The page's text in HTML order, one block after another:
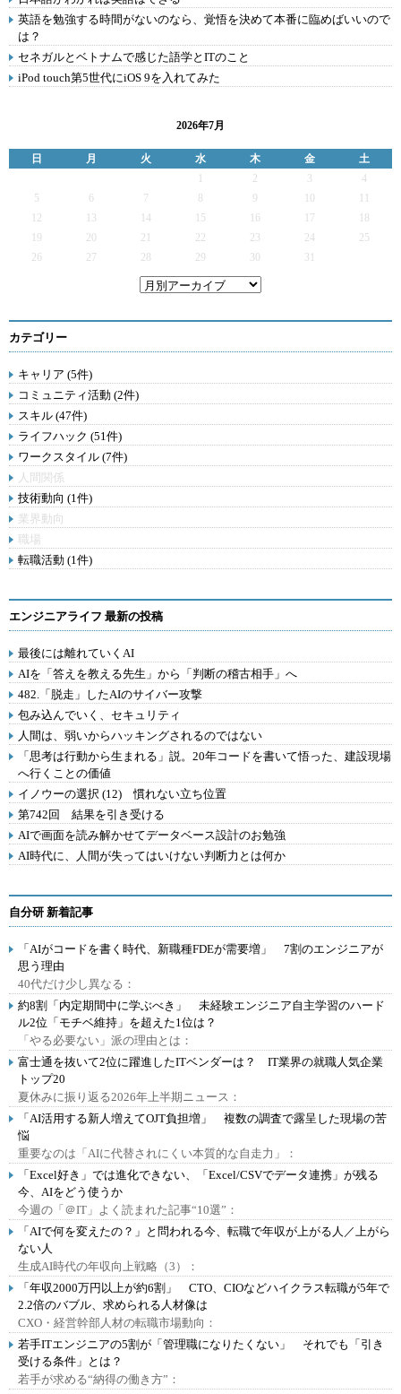
英語を勉強する時間がないのなら、覚悟を決めて本番に臨めばいいので
は？
セネガルとベトナムで感じた語学とITのこと
iPod touch第5世代にiOS 9を入れてみた
2026年7月
日 月 火 水 木 金
土
2 3
4
5
6 7 9
12
13 14 15 16 17
19
20 21 22 23 24
25
26
27 28 29 30 31
カテゴリー
キャリア (5件)
コミュニティ活動 (2件)
スキル (47件)
ライフハック (51件)
ワークスタイル (7件)
人間関係
技術動向 (1件)
業界動向
職場
転職活動 (1件)
エンジニアライフ 最新の投稿
最後には離れていくAI
AIを「答えを教える先生」から「判断の稽古相手」へ
482.「脱走」したAIのサイバー攻撃
包み込んでいく、セキュリティ
人間は、弱いからハッキングされるのではない
「思考は行動から生まれる」説。20年コードを書いて悟った、建設現場
へ行くことの価値
イノウーの選択 (12) 慣れない立ち位置
第742回 結果を引き受ける
AIで画面を読み解かせてデータベース設計のお勉強
AI時代に、人間が失ってはいけない判断力とは何か
自分研 新着記事
「AIがコードを書く時代、新職種FDEが需要増」 7割のエンジニアが
思う理由
40代だけ少し異なる：
約8割「内定期間中に学ぶべき」 未経験エンジニア自主学習のハード
ル2位「モチベ維持」を超えた1位は？
「やる必要ない」派の理由とは：
富士通を抜いて2位に躍進したITベンダーは？ IT業界の就職人気企業
トップ20
夏休みに振り返る2026年上半期ニュース：
「AI活用する新人増えてOJT負担増」 複数の調査で露呈した現場の苦
悩
重要なのは「AIに代替されにくい本質的な自走力」：
「Excel好き」では進化できない、「Excel/CSVでデータ連携」が残る
今、AIをどう使うか
今週の「＠IT」よく読まれた記事“10選”：
「AIで何を変えたの？」と問われる今、転職で年収が上がる人／上がら
ない人
生成AI時代の年収向上戦略（3）：
「年収2000万円以上が約6割」 CTO、CIOなどハイクラス転職が5年で
2.2倍のバブル、求められる人材像は
CXO・経営幹部人材の転職市場動向：
若手ITエンジニアの5割が「管理職になりたくない」 それでも「引き
受ける条件」とは？
若手が求める“納得の働き方”：